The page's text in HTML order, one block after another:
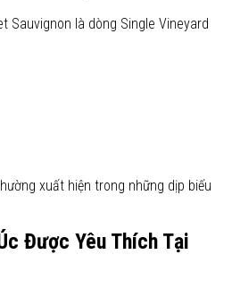
Sauvignon là dòng Single Vineyard
xuất hiện trong những dịp biếu
Được Yêu Thích Tại